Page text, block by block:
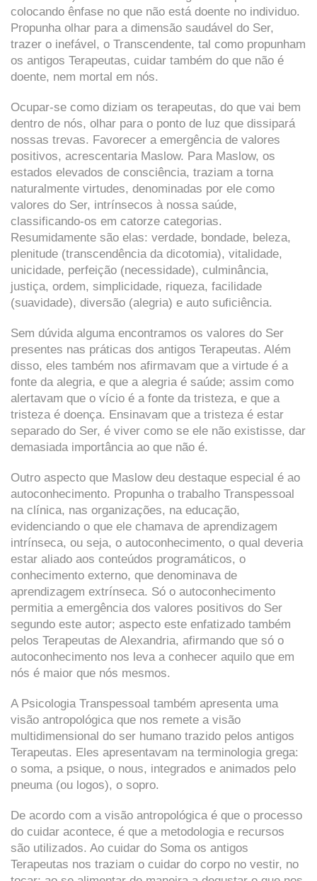
colocando ênfase no que não está doente no individuo.
Propunha olhar para a dimensão saudável do Ser,
trazer o inefável, o Transcendente, tal como propunham
os antigos Terapeutas, cuidar também do que não é
doente, nem mortal em nós.
Ocupar-se como diziam os terapeutas, do que vai bem
dentro de nós, olhar para o ponto de luz que dissipará
nossas trevas. Favorecer a emergência de valores
positivos, acrescentaria Maslow. Para Maslow, os
estados elevados de consciência, traziam a torna
naturalmente virtudes, denominadas por ele como
valores do Ser, intrínsecos à nossa saúde,
classificando-os em catorze categorias.
Resumidamente são elas: verdade, bondade, beleza,
plenitude (transcendência da dicotomia), vitalidade,
unicidade, perfeição (necessidade), culminância,
justiça, ordem, simplicidade, riqueza, facilidade
(suavidade), diversão (alegria) e auto suficiência.
Sem dúvida alguma encontramos os valores do Ser
presentes nas práticas dos antigos Terapeutas. Além
disso, eles também nos afirmavam que a virtude é a
fonte da alegria, e que a alegria é saúde; assim como
alertavam que o vício é a fonte da tristeza, e que a
tristeza é doença. Ensinavam que a tristeza é estar
separado do Ser, é viver como se ele não existisse, dar
demasiada importância ao que não é.
Outro aspecto que Maslow deu destaque especial é ao
autoconhecimento. Propunha o trabalho Transpessoal
na clínica, nas organizações, na educação,
evidenciando o que ele chamava de aprendizagem
intrínseca, ou seja, o autoconhecimento, o qual deveria
estar aliado aos conteúdos programáticos, o
conhecimento externo, que denominava de
aprendizagem extrínseca. Só o autoconhecimento
permitia a emergência dos valores positivos do Ser
segundo este autor; aspecto este enfatizado também
pelos Terapeutas de Alexandria, afirmando que só o
autoconhecimento nos leva a conhecer aquilo que em
nós é maior que nós mesmos.
A Psicologia Transpessoal também apresenta uma
visão antropológica que nos remete a visão
multidimensional do ser humano trazido pelos antigos
Terapeutas. Eles apresentavam na terminologia grega:
o soma, a psique, o nous, integrados e animados pelo
pneuma (ou logos), o sopro.
De acordo com a visão antropológica é que o processo
do cuidar acontece, é que a metodologia e recursos
são utilizados. Ao cuidar do Soma os antigos
Terapeutas nos traziam o cuidar do corpo no vestir, no